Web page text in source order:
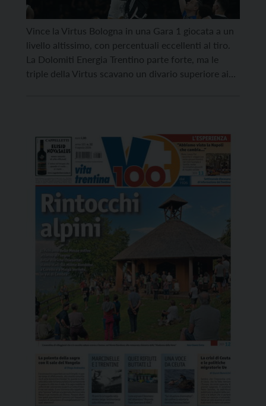
Vince la Virtus Bologna in una Gara 1 giocata a un
livello altissimo, con percentuali eccellenti al tiro.
La Dolomiti Energia Trentino parte forte, ma le
triple della Virtus scavano un divario superiore ai